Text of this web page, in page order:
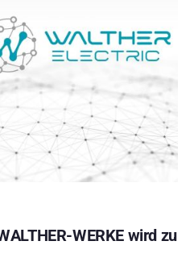
WERKE wird zu